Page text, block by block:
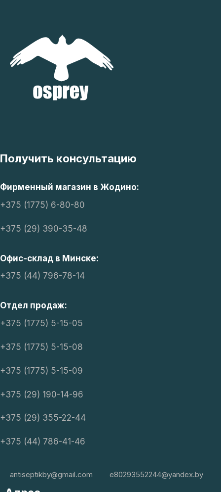
Получить консультацию
Фирменный магазин в Жодино:
+375 (1775) 6-80-80
+375 (29) 390-35-48
Офис-склад в Минске:
+375 (44) 796-78-14
Отдел продаж:
+375 (1775) 5-15-05
+375 (1775) 5-15-08
+375 (1775) 5-15-09
+375 (29) 190-14-96
+375 (29) 355-22-44
+375 (44) 786-41-46
antiseptikby@gmail.com e80293552244@yandex.by